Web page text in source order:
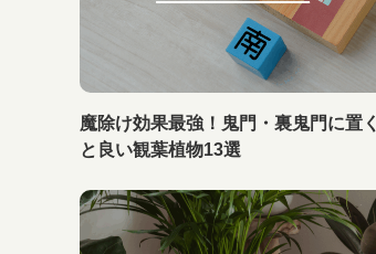
魔除け効果最強！鬼門・裏鬼門に置く
と良い観葉植物13選